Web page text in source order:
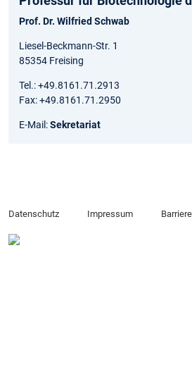
Prof. Dr. Wilfried Schwab
Liesel-Beckmann-Str. 1
85354 Freising
Tel.: +49.8161.71.2913
Fax: +49.8161.71.2950
E-Mail:Sekretariat
Datenschutz Impressum